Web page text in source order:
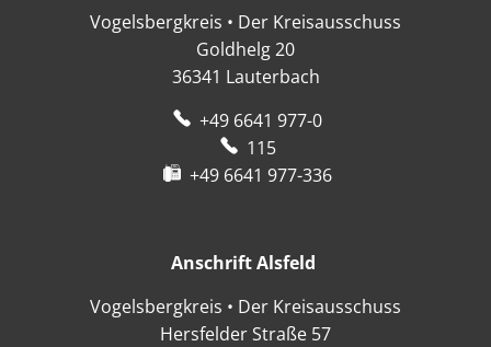
Vogelsbergkreis • Der Kreisausschuss
Goldhelg 20
36341 Lauterbach
+49 6641 977-0
115
+49 6641 977-336
Anschrift Alsfeld
Vogelsbergkreis • Der Kreisausschuss
Hersfelder Straße 57